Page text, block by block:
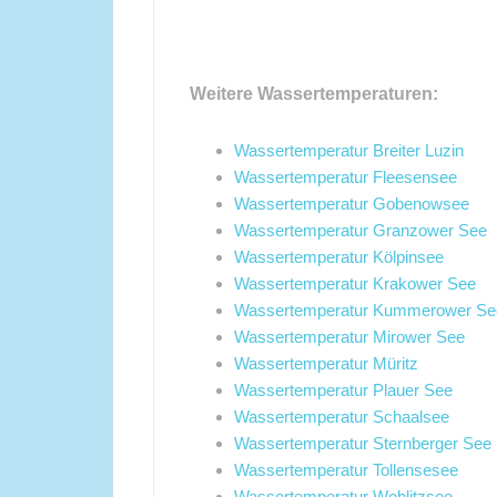
Weitere Wassertemperaturen:
Wassertemperatur Breiter Luzin
Wassertemperatur Fleesensee
Wassertemperatur Gobenowsee
Wassertemperatur Granzower See
Wassertemperatur Kölpinsee
Wassertemperatur Krakower See
Wassertemperatur Kummerower
Wassertemperatur Mirower See
Wassertemperatur Müritz
Wassertemperatur Plauer See
Wassertemperatur Schaalsee
Wassertemperatur Sternberger See
Wassertemperatur Tollensesee